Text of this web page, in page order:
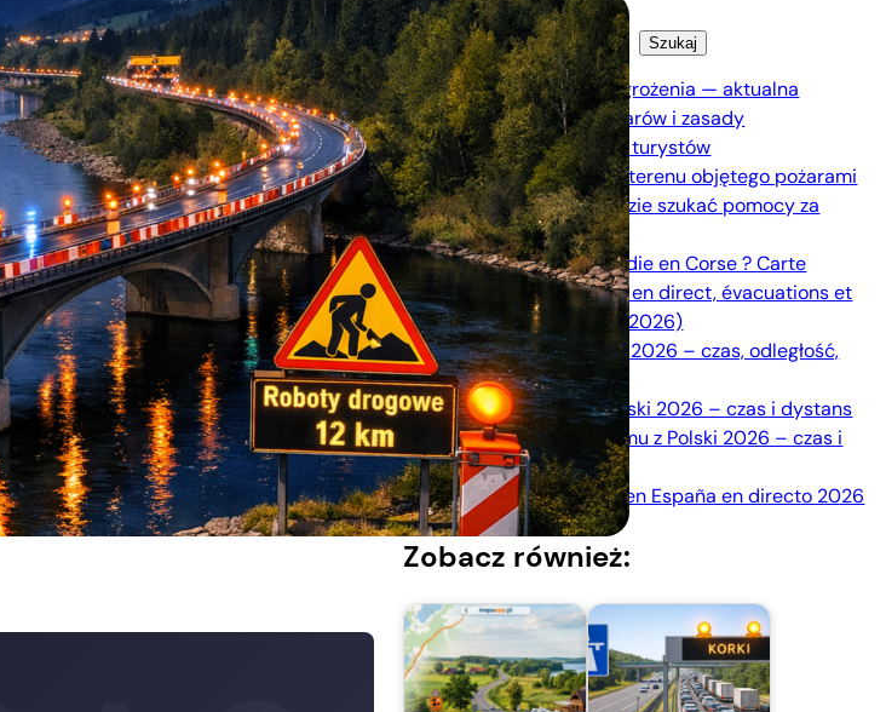
Szukaj
Szukaj
Majorka pożary i zagrożenia — aktualna
sytuacja, mapa pożarów i zasady
bezpieczeństwa dla turystów
Zasady ewakuacji z terenu objętego pożarami
— jak reagować i gdzie szukać pomocy za
granicą?
Où se trouve l’incendie en Corse ? Carte
interactive des feux en direct, évacuations et
informations utiles (2026)
Trasa do Trójmiasta 2026 – czas, odległość,
korki, OPP
Trasa do Venlo z Polski 2026 – czas i dystans
Trasa do Amsterdamu z Polski 2026 – czas i
dystans
Mapa de incendios en España en directo 2026
Zobacz również: